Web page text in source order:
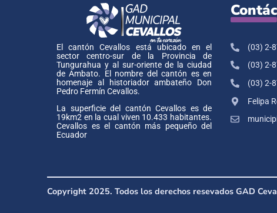
El cantón Cevallos está ubicado en el
sector centro-sur de la Provincia de
Tungurahua y al sur-oriente de la ciudad
de Ambato. El nombre del cantón es en
homenaje al historiador ambateño Don
Pedro Fermín Cevallos.
La superficie del cantón Cevallos es de
19km2 en la cual viven 10.433 habitantes.
Cevallos es el cantón más pequeño del
Ecuador
(03) 2-
(03) 2-
(03) 2-
Felipa
Copyright 2025. Todos los derechos resevados GAD